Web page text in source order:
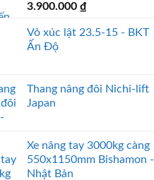
3.900.000 ₫
Vỏ xúc lật 23.5-15 - BKT
Ấn Độ
Thang nâng đôi Nichi-lift
Japan
Xe nâng tay 3000kg càng
550x1150mm Bishamon -
Nhật Bản